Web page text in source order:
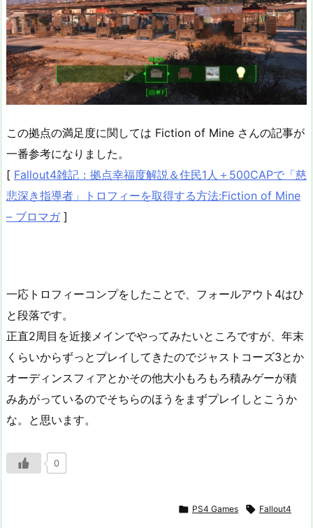
この拠点の満足度に関しては Fiction of Mine さんの記事が
一番参考になりました。
[ Fallout4雑記：拠点幸福度解説＆住民1人＋500CAPで「慈
悲深き指導者」トロフィーを取得する方法:Fiction of Mine
– ブロマガ]
一応トロフィーコンプをしたことで、フォールアウト4はひ
と段落です。
正直2周目を近接メインでやってみたいところですが、年末
くらいからずっとプレイしてきたのでジャストコーズ3とか
オーディンスフィアとかその他大小もろもろ積みゲーが積
みあがっているのでそちらのほうをまずプレイしとこうか
な。と思います。
0
 PS4 Games  Fallout4